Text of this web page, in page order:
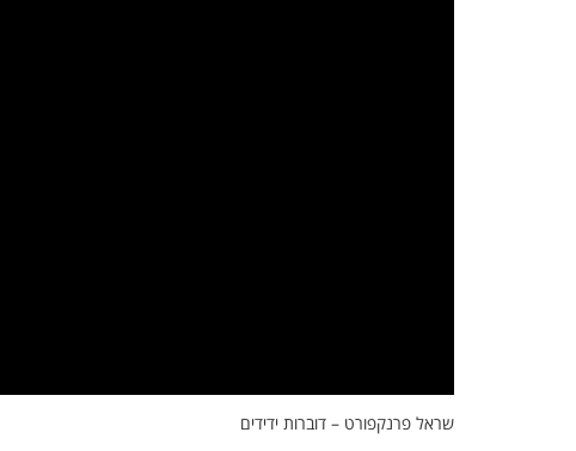
שראל פרנקפורט – דוברות ידידים